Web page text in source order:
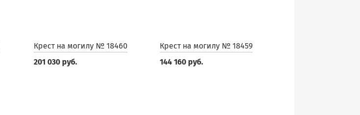
Крест на могилу № 18460
201 030 руб.
Крест на могилу № 18459
144 160 руб.